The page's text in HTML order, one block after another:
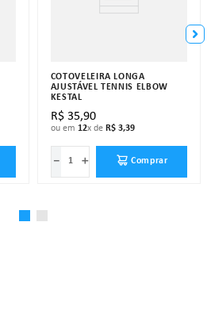
COTOVELEIRA LONGA
AJUSTÁVEL TENNIS ELBOW
KESTAL
R$ 35,90
ou em 12x de R$ 3,39
＋
－ Comprar